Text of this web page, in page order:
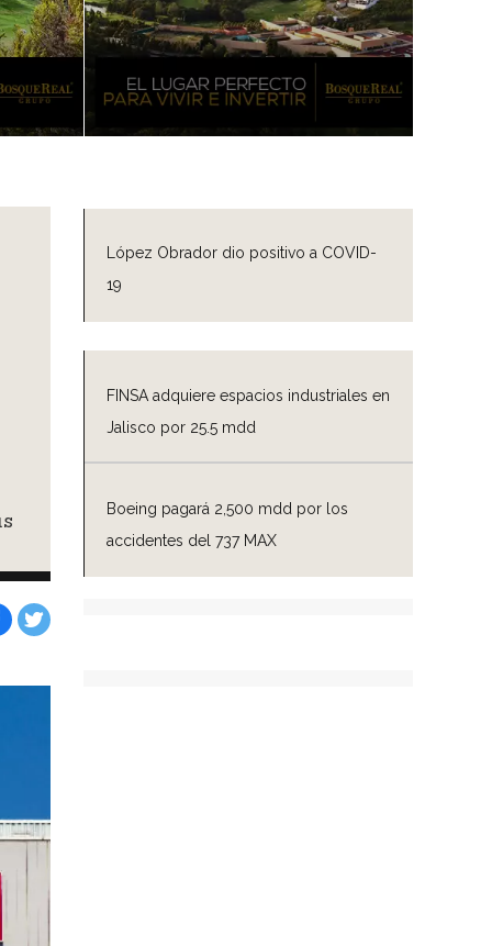
López Obrador dio positivo a COVID-
19
FINSA adquiere espacios industriales en
Jalisco por 25.5 mdd
Boeing pagará 2,500 mdd por los
accidentes del 737 MAX